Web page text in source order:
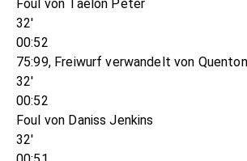
Foul von Taelon Peter
32'
00:52
75:99, Freiwurf verwandelt von
32'
00:52
Foul von Daniss Jenkins
32'